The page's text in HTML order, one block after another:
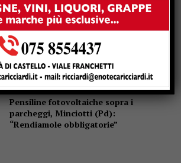
Due anziani, un finto poliziotto e un
inseguimento sulla E45
Pensiline fotovoltaiche sopra i
parcheggi, Minciotti (Pd):
“Rendiamole obbligatorie”